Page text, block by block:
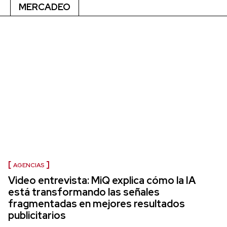
MERCADEO
AGENCIAS
Video entrevista: MiQ explica cómo la IA
está transformando las señales
fragmentadas en mejores resultados
publicitarios